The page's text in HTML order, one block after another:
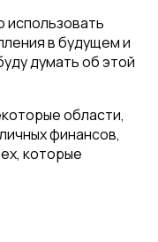
использовать
в будущем и
думать об этой
области,
финансов,
которые